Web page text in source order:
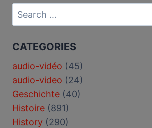
Search
for:
CATEGORIES
audio-vidéo (45)
audio-video (24)
Geschichte (40)
Histoire (891)
History (290)